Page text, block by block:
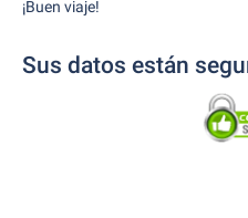
¡Buen viaje!
Sus datos están